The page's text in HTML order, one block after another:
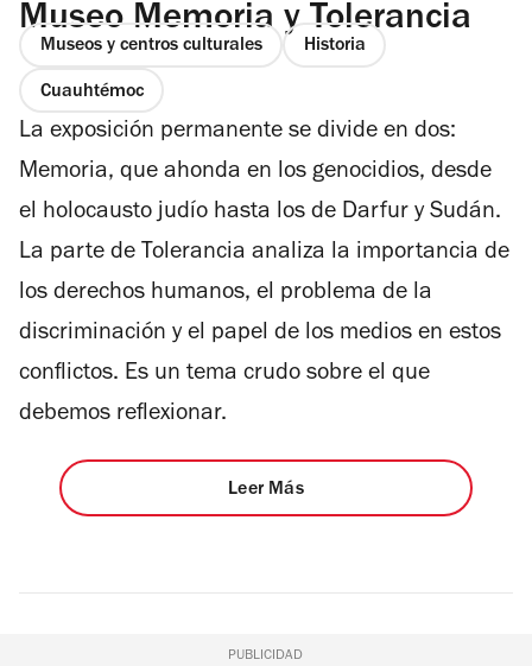
Museo Memoria y Tolerancia
Museos y centros culturales Historia
Cuauhtémoc
La exposición permanente se divide en dos:
Memoria, que ahonda en los genocidios, desde
el holocausto judío hasta los de Darfur y Sudán.
La parte de Tolerancia analiza la importancia de
los derechos humanos, el problema de la
discriminación y el papel de los medios en estos
conflictos. Es un tema crudo sobre el que
debemos reflexionar.
Leer Más
PUBLICIDAD